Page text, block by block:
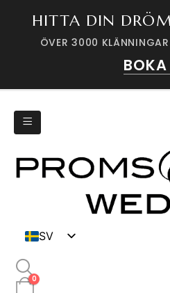
HITTA DIN
ÖVER 3000
BOKA
SV
0